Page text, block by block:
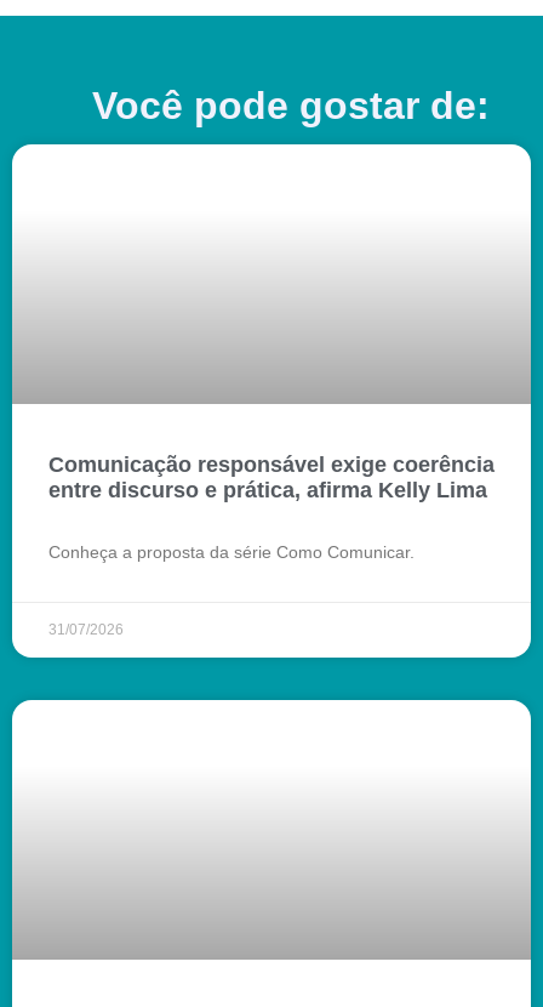
Você pode gostar de:
Comunicação responsável exige coerência
entre discurso e prática, afirma Kelly Lima
Conheça a proposta da série Como Comunicar.
31/07/2026